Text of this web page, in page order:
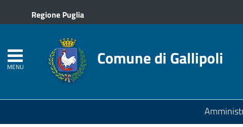
Regione Puglia
MENU Comune di Gallipoli